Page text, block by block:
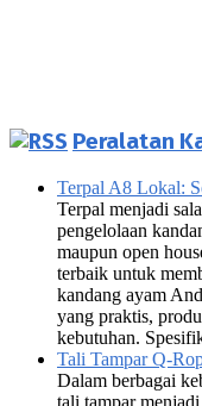
Peralatan
Terpal A8 Lokal:
Terpal menjadi
pengelolaan
maupun open
terbaik untuk
kandang ayam
yang praktis,
kebutuhan.
Tali Tampar Q-
Dalam berbagai
tali tampar